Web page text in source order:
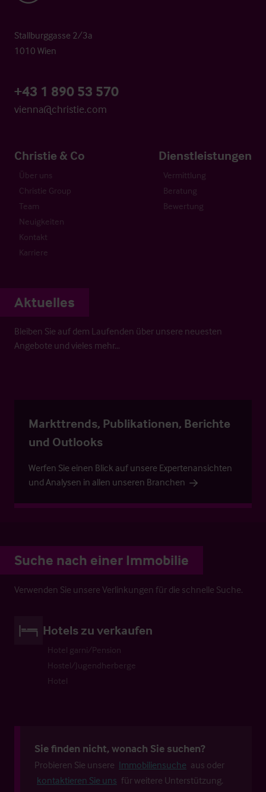
Stallburggasse 2/3a
1010 Wien
+43 1 890 53 570
vienna@christie.com
Christie & Co
Über uns
Christie Group
Team
Neuigkeiten
Kontakt
Karriere
Dienstleistungen
Vermittlung
Beratung
Bewertung
Aktuelles
Bleiben Sie auf dem Laufenden über unsere neuesten
Angebote und vieles mehr…
Markttrends, Publikationen, Berichte
und Outlooks
Werfen Sie einen Blick auf unsere Expertenansichten
und Analysen in allen unseren Branchen
Suche nach einer Immobilie
Verwenden Sie unsere Verlinkungen für die schnelle Suche.
Hotels zu verkaufen
Hotel garni/Pension
Hostel/Jugendherberge
Hotel
Sie finden nicht, wonach Sie suchen?
Probieren Sie unsere Immobiliensuche aus oder
kontaktieren Sie uns für weitere Unterstützung.